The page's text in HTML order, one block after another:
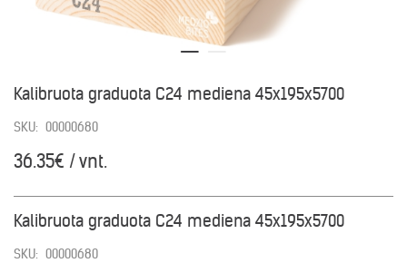
Kalibruota graduota C24 mediena 45x195x5700
SKU: 00000680
36.35€ / vnt.
Kalibruota graduota C24 mediena 45x195x5700
SKU: 00000680